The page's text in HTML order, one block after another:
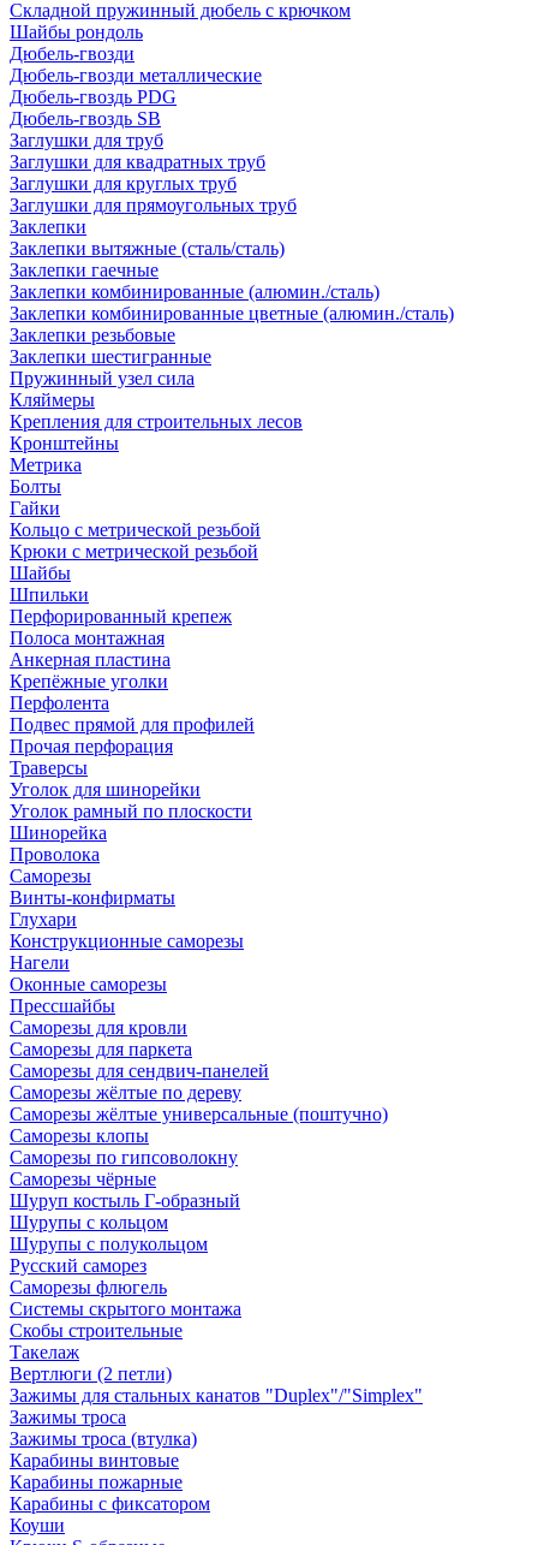
Складной пружинный дюбель с крючком
Шайбы рондоль
Дюбель-гвозди
Дюбель-гвозди металлические
Дюбель-гвоздь PDG
Дюбель-гвоздь SB
Заглушки для труб
Заглушки для квадратных труб
Заглушки для круглых труб
Заглушки для прямоугольных труб
Заклепки
Заклепки вытяжные (сталь/сталь)
Заклепки гаечные
Заклепки комбинированные (алюмин./сталь)
Заклепки комбинированные цветные (алюмин./сталь)
Заклепки резьбовые
Заклепки шестигранные
Пружинный узел сила
Кляймеры
Крепления для строительных лесов
Кронштейны
Метрика
Болты
Гайки
Кольцо с метрической резьбой
Крюки с метрической резьбой
Шайбы
Шпильки
Перфорированный крепеж
Полоса монтажная
Анкерная пластина
Крепёжные уголки
Перфолента
Подвес прямой для профилей
Прочая перфорация
Траверсы
Уголок для шинорейки
Уголок рамный по плоскости
Шинорейка
Проволока
Саморезы
Винты-конфирматы
Глухари
Конструкционные саморезы
Нагели
Оконные саморезы
Прессшайбы
Саморезы для кровли
Саморезы для паркета
Саморезы для сендвич-панелей
Саморезы жёлтые по дереву
Саморезы жёлтые универсальные (поштучно)
Саморезы клопы
Саморезы по гипсоволокну
Саморезы чёрные
Шуруп костыль Г-образный
Шурупы с кольцом
Шурупы с полукольцом
Русский саморез
Саморезы флюгель
Системы скрытого монтажа
Скобы строительные
Такелаж
Вертлюги (2 петли)
Зажимы для стальных канатов "Duplex"/"Simplex"
Зажимы троса
Зажимы троса (втулка)
Карабины винтовые
Карабины пожарные
Карабины с фиксатором
Коуши